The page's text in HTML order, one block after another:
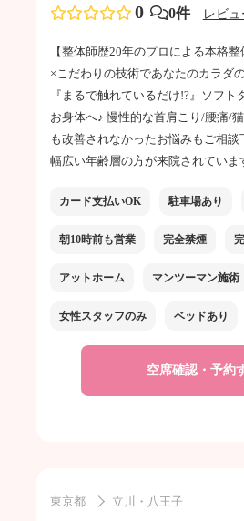
0 0件 レビ
【整体師歴20年のプロによる本格
×こだわりの技術であなたのカラダ
『まるで触れているだけ!?』ソフ
お身体へ♪ 慢性的な首肩こり/腰痛/
も改善されなかったお悩みもご相談
幅広い年齢層の方が来院されていま
カード支払いOK 駐車場あり
朝10時前も営業 完全禁煙
アットホーム マンツーマン施術
女性スタッフのみ ベッドあり
空席確認・予約
東京都
立川・八王子